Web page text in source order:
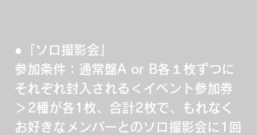
●「ソロ撮影会」
参加条件：通常盤A or B各１枚ずつに
それぞれ封入される＜イベント参加券
＞2種が各1枚、合計2枚で、もれなく
お好きなメンバーとのソロ撮影会に1回